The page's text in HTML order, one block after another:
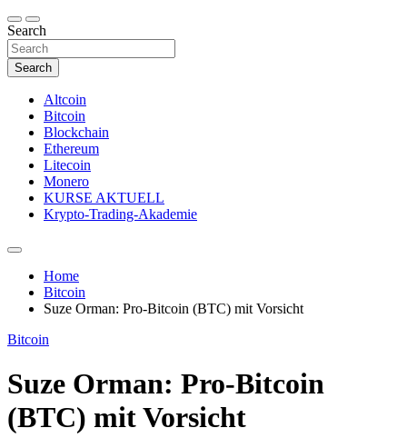
Search
Search
Altcoin
Bitcoin
Blockchain
Ethereum
Litecoin
Monero
KURSE AKTUELL
Krypto-Trading-Akademie
Home
Bitcoin
Suze Orman: Pro-Bitcoin (BTC) mit Vorsicht
Bitcoin
Suze Orman: Pro-Bitcoin
(BTC) mit Vorsicht